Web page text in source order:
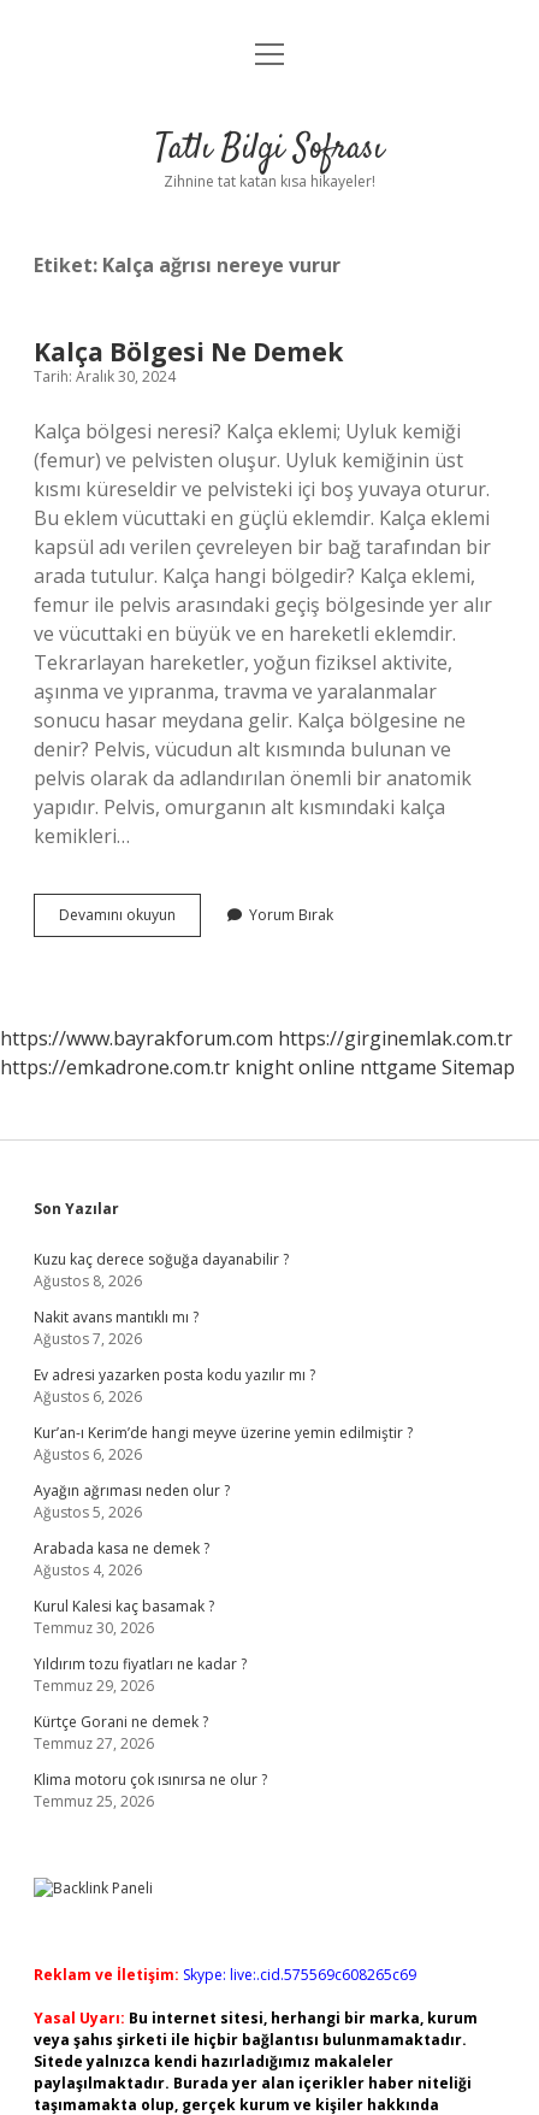
Anasayfa
Yasal Uyarı
menüyü
Tatlı Bilgi Sofrası
Zihnine tat katan kısa hikayeler!
Etiket: Kalça ağrısı nereye vurur
Kalça Bölgesi Ne Demek
Tarih: Aralık 30, 2024
Kalça bölgesi neresi? Kalça eklemi; Uyluk kemiği
(femur) ve pelvisten oluşur. Uyluk kemiğinin üst
kısmı küreseldir ve pelvisteki içi boş yuvaya oturur.
Bu eklem vücuttaki en güçlü eklemdir. Kalça eklemi
kapsül adı verilen çevreleyen bir bağ tarafından bir
arada tutulur. Kalça hangi bölgedir? Kalça eklemi,
femur ile pelvis arasındaki geçiş bölgesinde yer alır
ve vücuttaki en büyük ve en hareketli eklemdir.
Tekrarlayan hareketler, yoğun fiziksel aktivite,
aşınma ve yıpranma, travma ve yaralanmalar
sonucu hasar meydana gelir. Kalça bölgesine ne
denir? Pelvis, vücudun alt kısmında bulunan ve
pelvis olarak da adlandırılan önemli bir anatomik
yapıdır. Pelvis, omurganın alt kısmındaki kalça
kemikleri…
Devamını okuyun
Bölgesi
Yorum Bırak
https://www.bayrakforum.com https://girginemlak.com.tr
https://emkadrone.com.tr knight online nttgame Sitemap
Sidebar
Son Yazılar
Kuzu kaç derece soğuğa dayanabilir ?
Ağustos 8, 2026
Nakit avans mantıklı mı ?
Ağustos 7, 2026
Ev adresi yazarken posta kodu yazılır mı ?
Ağustos 6, 2026
Kur’an-ı Kerim’de hangi meyve üzerine yemin edilmiştir ?
Ağustos 6, 2026
Ayağın ağrıması neden olur ?
Ağustos 5, 2026
Arabada kasa ne demek ?
Ağustos 4, 2026
Kurul Kalesi kaç basamak ?
Temmuz 30, 2026
Yıldırım tozu fiyatları ne kadar ?
Temmuz 29, 2026
Kürtçe Gorani ne demek ?
Temmuz 27, 2026
Klima motoru çok ısınırsa ne olur ?
Temmuz 25, 2026
Reklam ve İletişim: Skype: live:.cid.575569c608265c69
Yasal Uyarı: Bu internet sitesi, herhangi bir marka, kurum
veya şahıs şirketi ile hiçbir bağlantısı bulunmamaktadır.
Sitede yalnızca kendi hazırladığımız makaleler
paylaşılmaktadır. Burada yer alan içerikler haber niteliği
taşımamakta olup, gerçek kurum ve kişiler hakkında